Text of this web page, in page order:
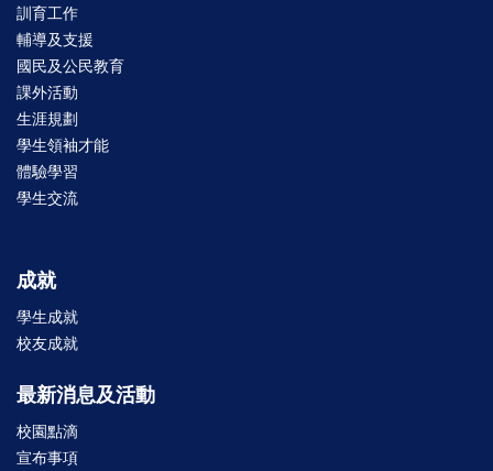
訓育工作
輔導及支援
國民及公民教育
課外活動
生涯規劃
學生領袖才能
體驗學習
學生交流
成就
學生成就
校友成就
最新消息及活動
校園點滴
宣布事項